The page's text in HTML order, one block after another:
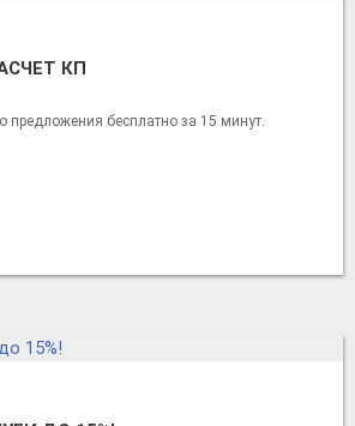
КП
предложения бесплатно за 15 минут.